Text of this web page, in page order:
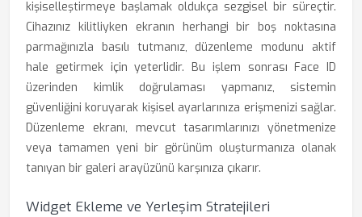
kişiselleştirmeye başlamak oldukça sezgisel bir süreçtir.
Cihazınız kilitliyken ekranın herhangi bir boş noktasına
parmağınızla basılı tutmanız, düzenleme modunu aktif
hale getirmek için yeterlidir. Bu işlem sonrası Face ID
üzerinden kimlik doğrulaması yapmanız, sistemin
güvenliğini koruyarak kişisel ayarlarınıza erişmenizi sağlar.
Düzenleme ekranı, mevcut tasarımlarınızı yönetmenize
veya tamamen yeni bir görünüm oluşturmanıza olanak
tanıyan bir galeri arayüzünü karşınıza çıkarır.
Widget Ekleme ve Yerleşim Stratejileri